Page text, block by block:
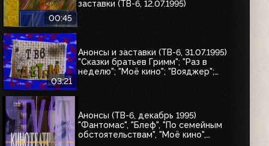
00:45
заставки (ТВ-6, 12.07.1995)
03:21
Анонсы и заставки (ТВ-6, 31.07.1995)
"Сказки братьев Гримм"; "Раз в
неделю"; "Моё кино"; "Вояджер";
Анонсы (ТВ-6, декабрь 1995)
"Фантомас", "Блеф", "По семейным
обстоятельствам", "Моё кино",